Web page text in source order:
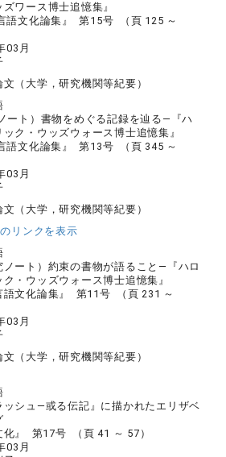
ワース博士追憶集』
語文化論集』 第15号 （頁 125 ～
03月
文（大学，研究機関等紀要）
ート）書物をめぐる記録を辿る―『ハ
ク・ウッズウォース博士追憶集』
語文化論集』 第13号 （頁 345 ～
03月
文（大学，研究機関等紀要）
リンクを表示
ノート）約束の書物が語ること―『ハロ
・ウッズウォース博士追憶集』
語文化論集』 第11号 （頁 231 ～
03月
文（大学，研究機関等紀要）
ッシュ―或る伝記』に描かれたエリザベ
化』 第17号 （頁 41 ～ 57）
03月